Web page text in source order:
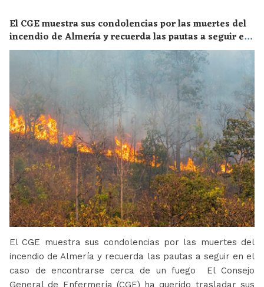
El CGE muestra sus condolencias por las muertes del
incendio de Almería y recuerda las pautas a seguir en
el caso de encontrarse cerca de un fuego
El CGE muestra sus condolencias por las muertes del
incendio de Almería y recuerda las pautas a seguir en el
caso de encontrarse cerca de un fuego El Consejo
General de Enfermería (CGE) ha querido trasladar sus